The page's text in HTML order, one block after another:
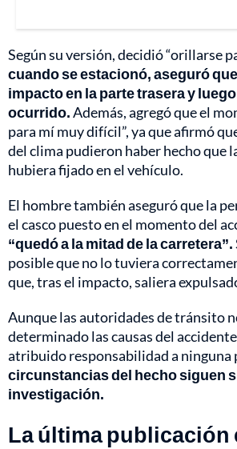
Según su versión, decidió “orillarse
cuando se estacionó, aseguró
impacto en la parte trasera y
ocurrido.Además, agregó que el
para mí muy difícil”, ya que afirmó
del clima pudieron haber hecho que
hubiera fijado en el vehículo.
El hombre también aseguró que la
el casco puesto en el momento del
“quedó a la mitad de la carretera”.
posible que no lo tuviera
que, tras el impacto, saliera
Aunque las autoridades de tránsito
determinado las causas del
atribuido responsabilidad a ninguna
circunstancias del hecho siguen
investigación.
La última publicación